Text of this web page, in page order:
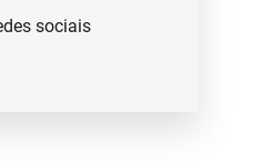
sociais